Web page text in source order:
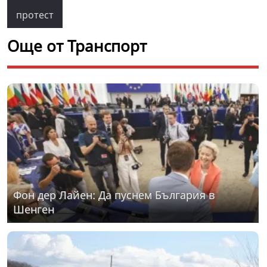
протест
Още от Транспорт
Фон дер Лайен: Да пуснем България в
Шенген